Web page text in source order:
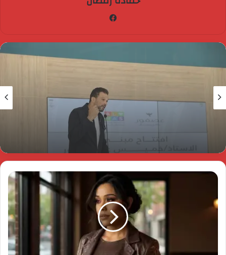
23 مايو، 2026
افتتاح المبنى الرئيسي لمستشفى الناس باسم